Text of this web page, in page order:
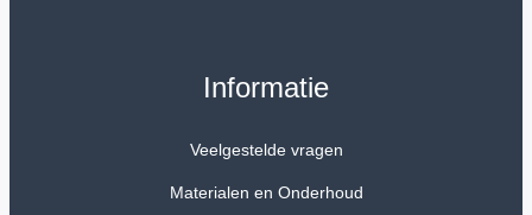
Informatie
Veelgestelde vragen
Materialen en Onderhoud